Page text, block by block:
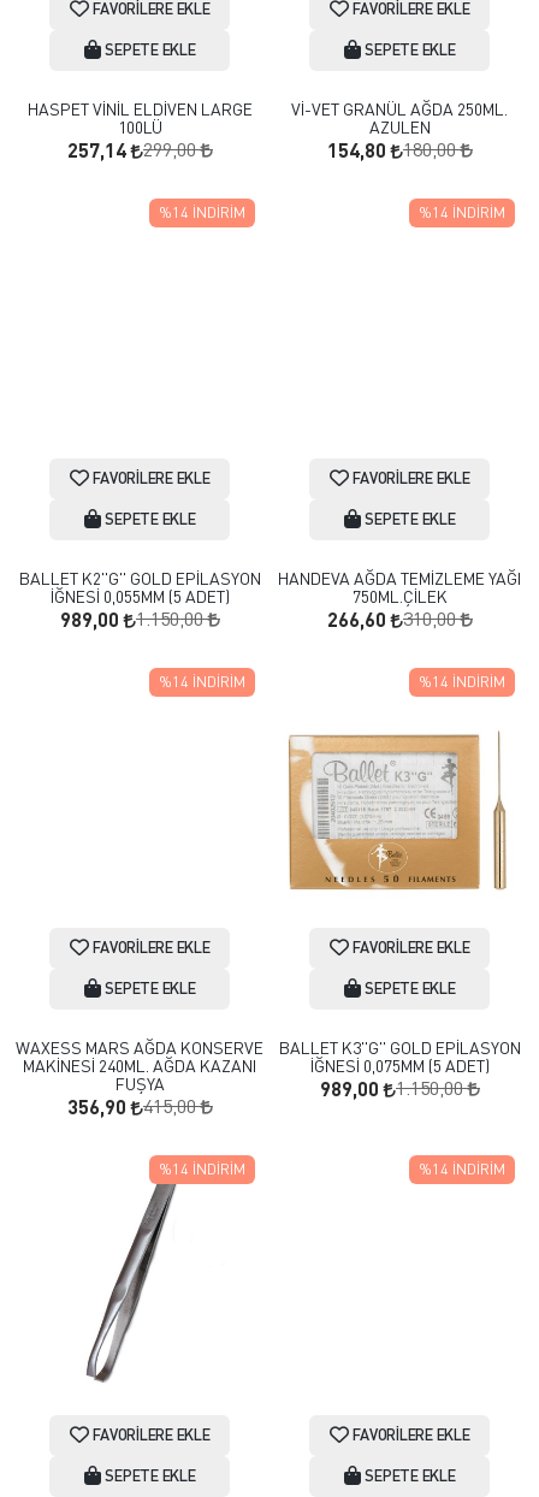
FAVORILERE EKLE
SEPETE EKLE
HASPET VİNİL ELDİVEN LARGE
100LÜ
257,14 299,00
FAVORILERE EKLE
SEPETE EKLE
Vİ-VET GRANÜL AĞDA 250ML.
AZULEN
154,80 180,00
FAVORILERE EKLE
SEPETE EKLE
BALLET K2''G'' GOLD EPİLASYON
İĞNESİ 0,055MM (5 ADET)
989,00 1.150,00
%14 İNDIRIM
FAVORILERE EKLE
SEPETE EKLE
HANDEVA AĞDA TEMİZLEME YAĞI
750ML.ÇİLEK
266,60 310,00
%14 İNDIRIM
FAVORILERE EKLE
SEPETE EKLE
WAXESS MARS AĞDA KONSERVE
MAKİNESİ 240ML. AĞDA KAZANI
FUŞYA
356,90 415,00
%14 İNDIRIM
FAVORILERE EKLE
SEPETE EKLE
BALLET K3''G'' GOLD EPİLASYON
İĞNESİ 0,075MM (5 ADET)
989,00 1.150,00
%14 İNDIRIM
FAVORILERE EKLE
SEPETE EKLE
%14 İNDIRIM
FAVORILERE EKLE
SEPETE EKLE
%14 İNDIRIM